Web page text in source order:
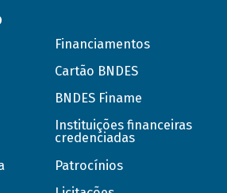
Financiamentos
Cartão BNDES
BNDES Finame
Instituições financeiras
credenciadas
Patrocínios